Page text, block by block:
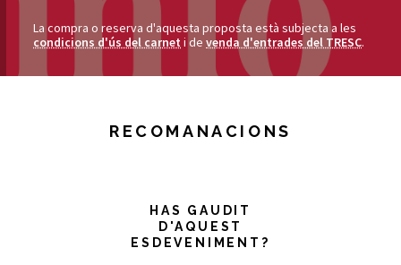
La compra o reserva d'aquesta proposta està subjecta a les
condicions d'ús del carnet i de venda d'entrades del TRESC.
RECOMANACIONS
HAS GAUDIT
D'AQUEST
ESDEVENIMENT?